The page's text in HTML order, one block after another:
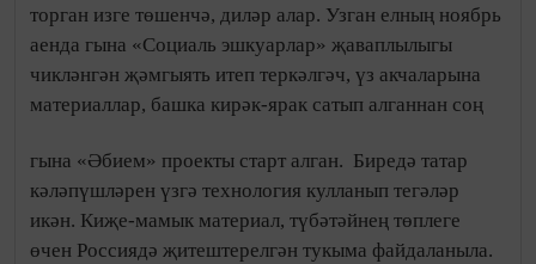
торган изге төшенчә, диләр алар. Узган елның ноябрь
аенда гына «Социаль эшкуарлар» җаваплылыгы
чикләнгән җәмгыять итеп теркәлгәч, үз акчаларына
материаллар, башка кирәк-ярак сатып алганнан соң
гына «Әбием» проекты старт алган. Биредә татар
кәләпүшләрен үзгә технология кулланып тегәләр
икән. Киҗе-мамык материал, түбәтәйнең төплеге
өчен Россиядә җитештерелгән тукыма файдаланыла.